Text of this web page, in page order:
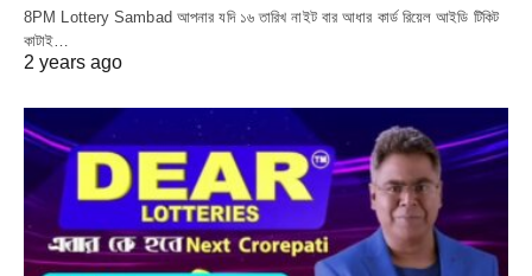
8PM Lottery Sambad আপনার যদি ১৬ তারিখ নাইট বার আধার কার্ড রিয়েল আইডি টিকিট
কাটাই…
2 years ago